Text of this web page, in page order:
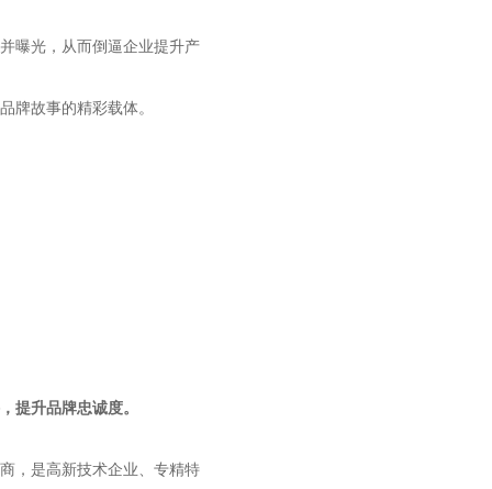
曝光，从而倒逼企业提升产
牌故事的精彩载体。
提升品牌忠诚度。
，是高新技术企业、专精特